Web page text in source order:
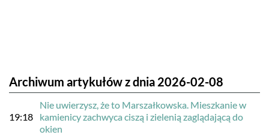
Archiwum artykułów z dnia 2026-02-08
19:18
Nie uwierzysz, że to Marszałkowska. Mieszkanie w
kamienicy zachwyca ciszą i zielenią zaglądającą do
okien